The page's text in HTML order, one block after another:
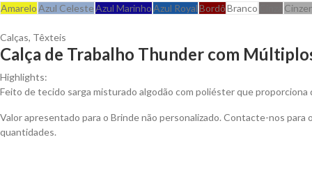
AmareloAzul CelesteAzul MarinhoAzul RoyalBordôBranco
Calças, Têxteis
Calça de Trabalho Thunder com
Highlights:
Feito de tecido sarga misturado algodão com poliéster que proporciona
Valor apresentado para o Brinde não personalizado. Contacte-nos
quantidades.